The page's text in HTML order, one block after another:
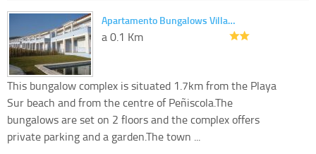
Apartamento Bungalows Villa…
a 0.1 Km
This bungalow complex is situated 1.7km from the Playa
Sur beach and from the centre of Peñiscola.The
bungalows are set on 2 floors and the complex offers
private parking and a garden.The town ...